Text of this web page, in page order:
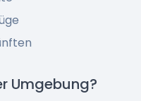
Umgebung?